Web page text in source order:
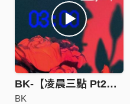
BK-【凌晨三點 Pt2】(audio)
BK